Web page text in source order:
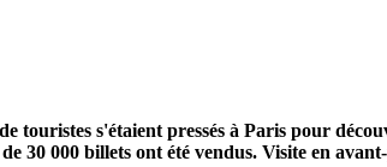
touristes s'étaient pressés à Paris pour
30 000 billets ont été vendus. Visite en